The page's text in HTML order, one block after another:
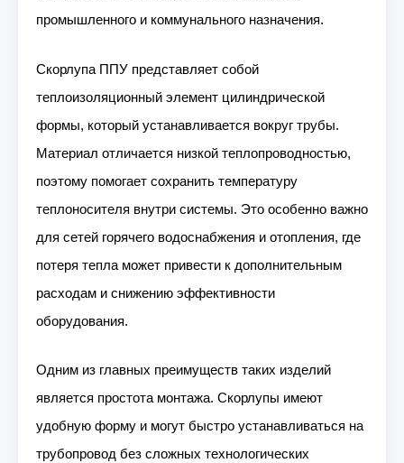
промышленного и коммунального назначения.
Скорлупа ППУ представляет собой
теплоизоляционный элемент цилиндрической
формы, который устанавливается вокруг трубы.
Материал отличается низкой теплопроводностью,
поэтому помогает сохранить температуру
теплоносителя внутри системы. Это особенно важно
для сетей горячего водоснабжения и отопления, где
потеря тепла может привести к дополнительным
расходам и снижению эффективности
оборудования.
Одним из главных преимуществ таких изделий
является простота монтажа. Скорлупы имеют
удобную форму и могут быстро устанавливаться на
трубопровод без сложных технологических